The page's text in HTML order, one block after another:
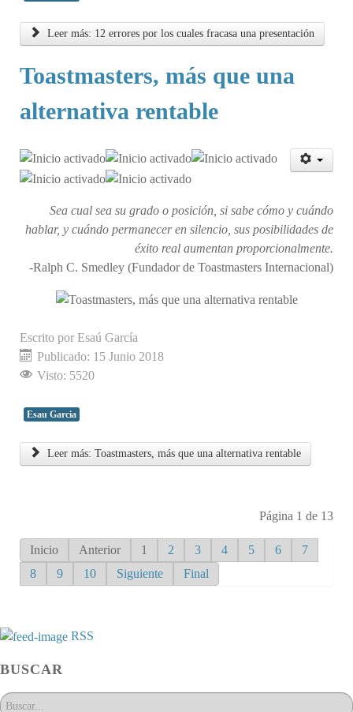
Leer más: 12 errores por los cuales fracasa una presentación
Toastmasters, más que una
alternativa rentable
Ratio:5/5
Sea cual sea su grado o posición, si sabe cómo y cuándo
hablar, y cuándo permanecer en silencio, sus posibilidades de
éxito real aumentan proporcionalmente.
-Ralph C. Smedley (Fundador de Toastmasters Internacional)
Escrito por Esaú García
Publicado: 15 Junio 2018
Visto: 5520
Esau Garcia
Leer más: Toastmasters, más que una alternativa rentable
Página 1 de 13
Inicio Anterior 1 2 3 4 5 6
7
8
9 10 Siguiente Final
RSS
BUSCAR
Buscar